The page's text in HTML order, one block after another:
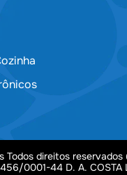
Todos direitos
0001-44 D. A. COSTA